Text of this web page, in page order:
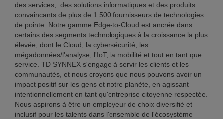
des services, des solutions informatiques et des produits
convaincants de plus de 1 500 fournisseurs de technologies
de pointe. Notre gamme Edge-to-Cloud est ancrée dans
certains des segments technologiques à la croissance la plus
élevée, dont le Cloud, la cybersécurité, les
mégadonnées/l'analyse, l'IoT, la mobilité et tout en tant que
service. TD SYNNEX s'engage à servir les clients et les
communautés, et nous croyons que nous pouvons avoir un
impact positif sur les gens et notre planète, en agissant
intentionnellement en tant qu'entreprise citoyenne respectée.
Nous aspirons à être un employeur de choix diversifié et
inclusif pour les talents dans l'ensemble de l'écosystème